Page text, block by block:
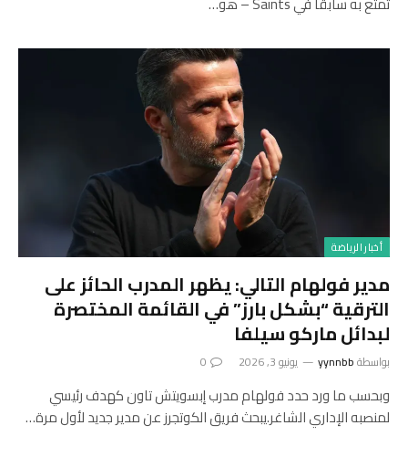
أخبار الرياضة
مدير فولهام التالي: يظهر المدرب الحائز على
الترقية “بشكل بارز” في القائمة المختصرة
لبدائل ماركو سيلفا
بواسطةyynnbb يونيو 3, 2026 0
وبحسب ما ورد حدد فولهام مدرب إبسويتش تاون كهدف رئيسي
لمنصبه الإداري الشاغر.يبحث فريق الكوتجرز عن مدير جديد لأول مرة…